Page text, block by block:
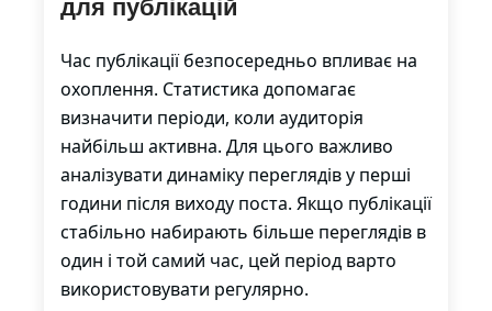
для публікацій
Час публікації безпосередньо впливає на
охоплення. Статистика допомагає
визначити періоди, коли аудиторія
найбільш активна. Для цього важливо
аналізувати динаміку переглядів у перші
години після виходу поста. Якщо публікації
стабільно набирають більше переглядів в
один і той самий час, цей період варто
використовувати регулярно.